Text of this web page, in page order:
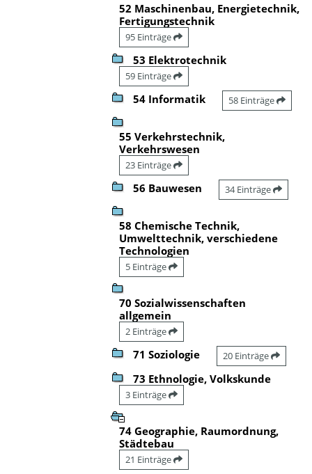
52 Maschinenbau, Energietechnik,
Fertigungstechnik
95 Einträge
53 Elektrotechnik
59 Einträge
54 Informatik 58 Einträge
55 Verkehrstechnik,
Verkehrswesen
23 Einträge
56 Bauwesen 34 Einträge
58 Chemische Technik,
Umwelttechnik, verschiedene
Technologien
5 Einträge
70 Sozialwissenschaften
allgemein
2 Einträge
71 Soziologie 20 Einträge
73 Ethnologie, Volkskunde
3 Einträge
74 Geographie, Raumordnung,
Städtebau
21 Einträge